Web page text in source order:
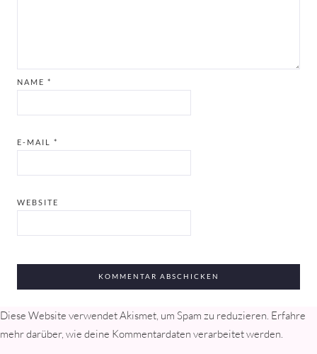
NAME *
E-MAIL *
WEBSITE
Diese Website verwendet Akismet, um Spam zu reduzieren. Erfahre
mehr darüber, wie deine Kommentardaten verarbeitet werden.